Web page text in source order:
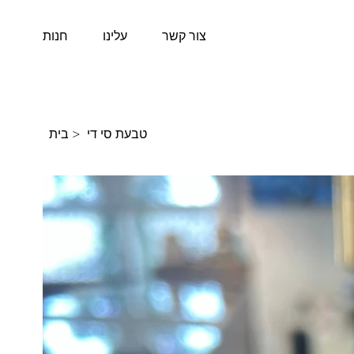
חנות עלינו צור קשר
בית > טבעת סי די